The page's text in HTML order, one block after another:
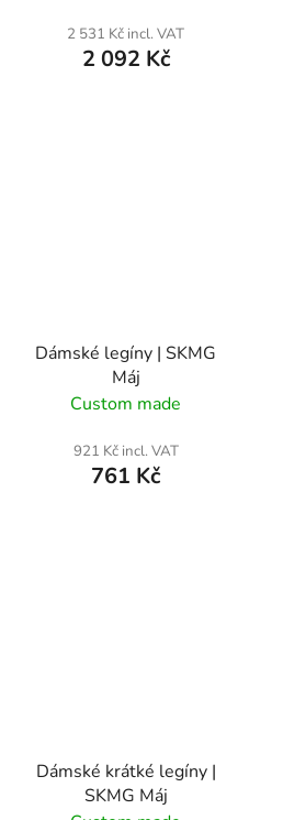
2 531 Kč incl. VAT
2 092 Kč
Dámské legíny | SKMG
Máj
Custom made
921 Kč incl. VAT
761 Kč
Dámské krátké legíny |
SKMG Máj